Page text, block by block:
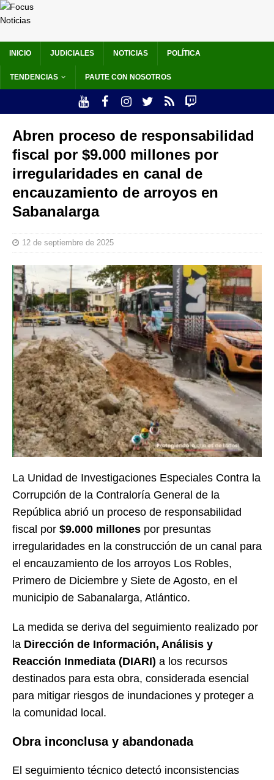
INICIO JUDICIALES NOTICIAS POLÍTICA
TENDENCIAS PAUTE CON NOSOTROS
Abren proceso de responsabilidad
fiscal por $9.000 millones por
irregularidades en canal de
encauzamiento de arroyos en
Sabanalarga
12 de septiembre de 2025
La Unidad de Investigaciones Especiales Contra la
Corrupción de la Contraloría General de la
República abrió un proceso de responsabilidad
fiscal por $9.000 millones por presuntas
irregularidades en la construcción de un canal para
el encauzamiento de los arroyos Los Robles,
Primero de Diciembre y Siete de Agosto, en el
municipio de Sabanalarga, Atlántico.
La medida se deriva del seguimiento realizado por
la Dirección de Información, Análisis y
Reacción Inmediata (DIARI) a los recursos
destinados para esta obra, considerada esencial
para mitigar riesgos de inundaciones y proteger a
la comunidad local.
Obra inconclusa y abandonada
El seguimiento técnico detectó inconsistencias